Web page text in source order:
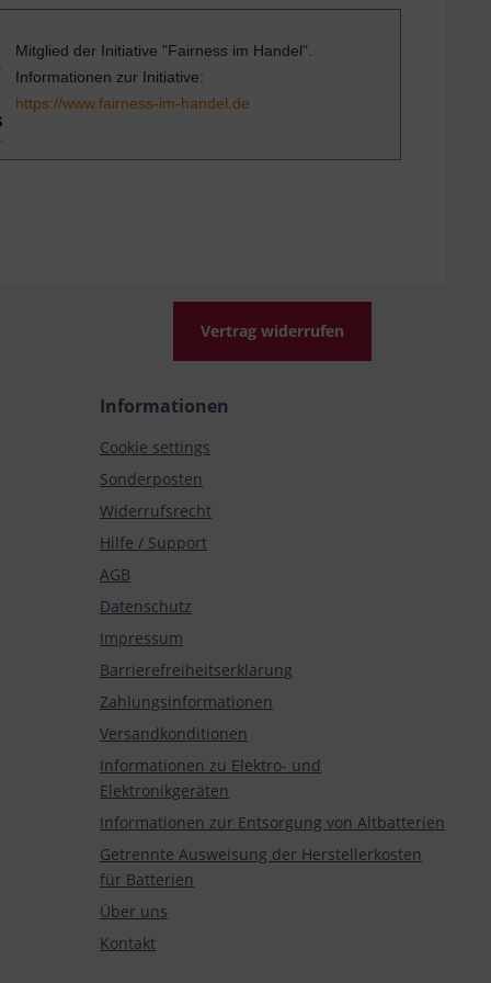
Mitglied der Initiative "Fairness im Handel".
Informationen zur Initiative:
https://www.fairness-im-handel.de
Vertrag widerrufen
Informationen
Cookie settings
Sonderposten
Widerrufsrecht
Hilfe / Support
AGB
Datenschutz
Impressum
Barrierefreiheitserklärung
Zahlungsinformationen
Versandkonditionen
Informationen zu Elektro- und
Elektronikgeräten
Informationen zur Entsorgung von Altbatterien
Getrennte Ausweisung der Herstellerkosten
für Batterien
Über uns
Kontakt